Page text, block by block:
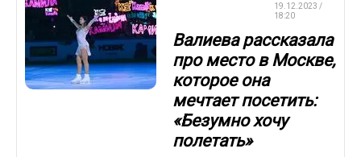
19.12.2023 /
18:20
Валиева рассказала
про место в Москве,
которое она
мечтает посетить:
«Безумно хочу
полетать»